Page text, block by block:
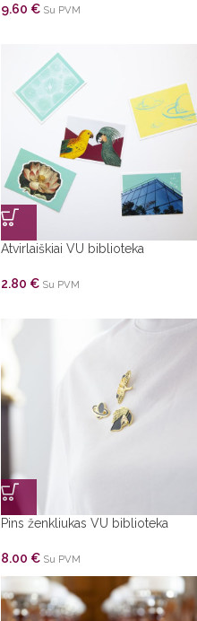
9.60 € Su PVM
Atvirlaiškiai VU biblioteka
2.80 € Su PVM
Pins ženkliukas VU biblioteka
8.00 € Su PVM